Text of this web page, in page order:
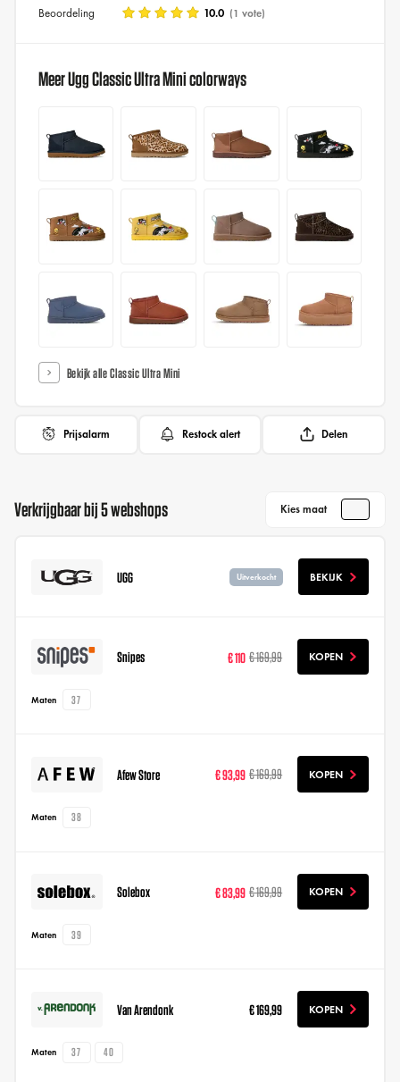
Beoordeling 10.0 (1 vote)
Meer Ugg Classic Ultra Mini colorways
Bekijk alle Classic Ultra Mini
Prijsalarm Restock alert Delen
Verkrijgbaar bij 5 webshops Kies maat
UGG Uitverkocht BEKIJK
Snipes € 110 € 169,99 KOPEN
Maten 37
Afew Store € 93,99 € 169,99 KOPEN
Maten 38
Solebox € 83,99 € 169,99 KOPEN
Maten 39
Van Arendonk € 169,99 KOPEN
Maten 37 40